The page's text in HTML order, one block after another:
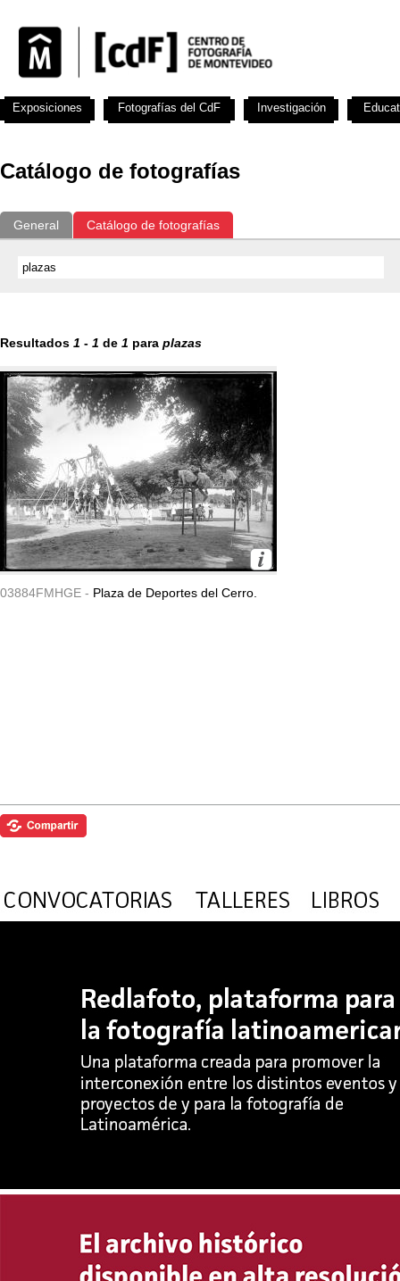
Catálogo de fotografías
General Catálogo de fotografías
Resultados 1 - 1 de 1 para plazas
03884FMHGE - Plaza de Deportes del Cerro.
Exposiciones Fotografías del CdF Investigación